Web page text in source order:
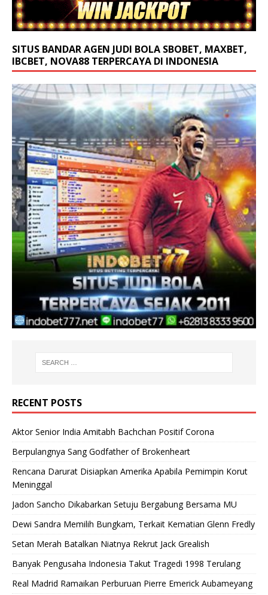
SITUS BANDAR AGEN JUDI BOLA SBOBET, MAXBET,
IBCBET, NOVA88 TERPERCAYA DI INDONESIA
RECENT POSTS
Aktor Senior India Amitabh Bachchan Positif Corona
Berpulangnya Sang Godfather of Brokenheart
Rencana Darurat Disiapkan Amerika Apabila Pemimpin Korut
Meninggal
Jadon Sancho Dikabarkan Setuju Bergabung Bersama MU
Dewi Sandra Memilih Bungkam, Terkait Kematian Glenn Fredly
Setan Merah Batalkan Niatnya Rekrut Jack Grealish
Banyak Pengusaha Indonesia Takut Tragedi 1998 Terulang
Real Madrid Ramaikan Perburuan Pierre Emerick Aubameyang